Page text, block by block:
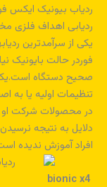
یکی از سرآمدترین
فوردر حالت بایونیک
صحیح دستگاه
تنظیمات اولیه یا به
در محصولات شرکت او
دلایل به نتیجه
افراد آموزش ندیده